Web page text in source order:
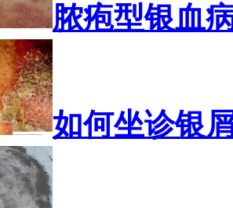
脓疱型银血
如何坐诊银